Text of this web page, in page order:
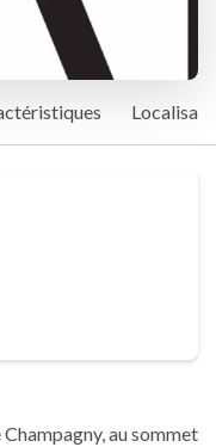
au sommet